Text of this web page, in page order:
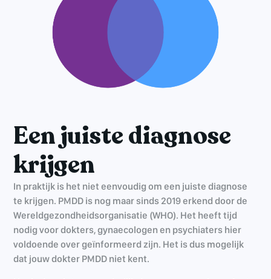
Een juiste diagnose
krijgen
In praktijk is het niet eenvoudig om een juiste diagnose
te krijgen. PMDD is nog maar sinds 2019 erkend door de
Wereldgezondheidsorganisatie (WHO). Het heeft tijd
nodig voor dokters, gynaecologen en psychiaters hier
voldoende over geïnformeerd zijn. Het is dus mogelijk
dat jouw dokter PMDD niet kent.